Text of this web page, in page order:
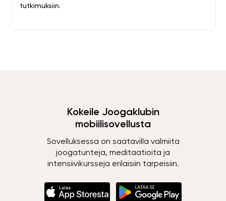
tutkimuksiin.
Kokeile Joogaklubin
mobiilisovellusta
Sovelluksessa on saatavilla valmiita
joogatunteja, meditaatioita ja
intensiivikursseja erilaisiin tarpeisiin.